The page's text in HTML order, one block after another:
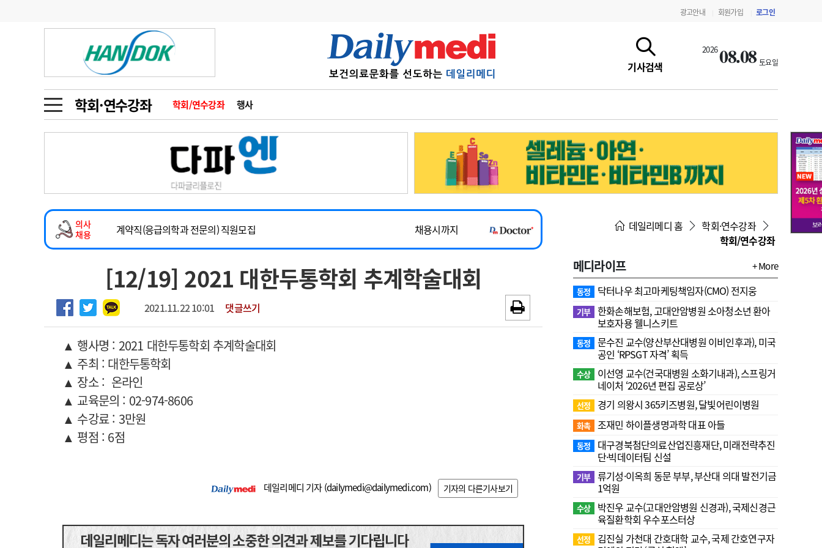
광고안내 회원가입 로그인
기사검색
202608.08 토요일
학회·연수강좌 학회/연수강좌 행사
금주의 검색어
1
의사인력 수급 추계
2
성분명 처방
3
AI의료
4
전공의 모집 결과
6
관리급여 실시
지필공 지원책
수련환경 개선
의과대학 입시
인사 사고
오피니언 수첩
인물 초대석 피플
동영상뉴스
포토뉴스
메디 Hospital 지역병원 중소병원
인포메이션 행정처분 판례 정책/통계 공시 지침·기준·평가 약제급여 심사 결과
회사소개 법적고지 광고안내
의사
채용
2026년 하반기 인턴 모집
~2026-08-31
마취통증의학과 임기제 임상의사 채용
채용시까지
계약직(응급의학과 전문의) 직원모집
채용시까지
하반기 전공의(레지던트1년차) 모집
~2026-08-15
2026년 하반기 인턴 모집
~2026-08-31
마취통증의학과 임기제 임상의사 채용
[12/19] 2021 대한두통학회 추계학술대회
2021.11.22 10:01 댓글쓰기
▲ 행사명 : 2021 대한두통학회 추계학술대회
▲ 주최 : 대한두통학회
▲ 장소 : 온라인
▲ 교육문의 : 02-974-8606
▲ 수강료 : 3만원
▲ 평점 : 6점
데일리메디 기자 (dailymedi@dailymedi.com) 기자의 다른기사보기
데일리메디 홈
학회·연수강좌
학회/연수강좌
메디라이프 + More
동정 닥터나우 최고마케팅책임자(CMO) 전지웅
기부 한화손해보험, 고대안암병원 소아청소년 환아
보호자용 웰니스키트
동정
문수진 교수( 양산부산대병원 이비인후과), 미국
공인 ‘RPSGT 자격’ 획득
수상
이선영 교수(건국대병원 소화기내과), 스프링거
네이처 ‘2026년 편집 공로상’
선정 경기 의왕시 365키즈병원, 달빛어린이병원
화촉 조재민 하이플생명과학 대표 아들
동정
대구경북첨단의료산업진흥재단, 미래전략추진
단·빅데이터팀 신설
기부 류기성·이옥희 동문 부부, 부산대 의대 발전기금
1억원
수상
박진우 교수(고대안암병원 신경과), 국제신경근
육질환학회 우수포스터상
선정
김진실 가천대 간호대학 교수, 국제 간호연구자